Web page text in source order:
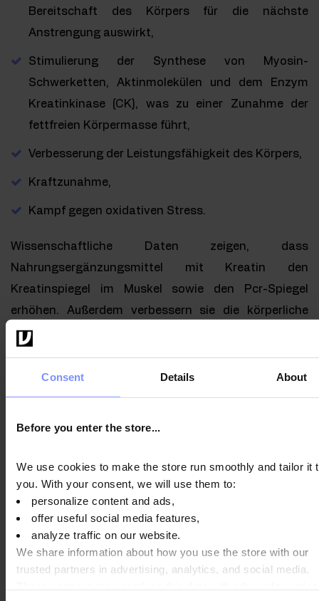
Consent Details About
Before you enter the store...
We use cookies to make the store run smoothly and tailor it
you. With your consent, we will use them to:
personalize content and ads,
offer useful social media features,
analyze traffic on our website.
We share information about how you use the store with our
trusted partners in advertising, analytics, and social media.
Bereitschaft des Körpers für die nächste
Anstrengung auswirkt,
Stimulierung der Synthese von Myosin-
Schwerketten, Aktinmolekülen und dem Enzym
Kreatinkinase (CK), was zu einer Zunahme der
fettfreien Körpermasse führt,
Verbesserung der Leistungsfähigkeit des Körpers,
Kraftzunahme,
Kampf gegen oxidativen Stress.
Wissenschaftliche Daten zeigen, dass
Nahrungsergänzungsmittel mit Kreatin den
Kreatinspiegel im Muskel sowie den Pcr-Spiegel
erhöhen. Außerdem verbessern sie die körperliche
Leistungsfähigkeit und die Trainingsanpassung. Die
Sportarten mit unterschiedlicher Intensität und
beträgt ca. 10-20%.
Einfluss von Kreatin auf die
Obwohl Kreatin am häufigsten von Sportlern zur
Unterstützung ihres Trainingsprozesses verwendet
wird, findet es auch in anderen Bereichen des Lebens
Anwendung. Wissenschaftliche Untersuchungen
deuten darauf hin, dass Kreatin eine positive Wirkung